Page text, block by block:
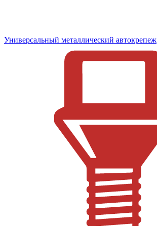
Универсальный металлический автокрепеж